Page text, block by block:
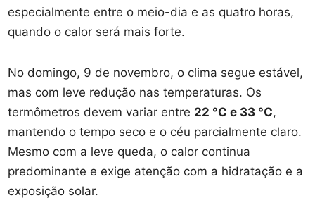
especialmente entre o meio-dia e as quatro horas,
quando o calor será mais forte.
No domingo, 9 de novembro, o clima segue estável,
mas com leve redução nas temperaturas. Os
termômetros devem variar entre 22 °C e 33 °C,
mantendo o tempo seco e o céu parcialmente claro.
Mesmo com a leve queda, o calor continua
predominante e exige atenção com a hidratação e a
exposição solar.